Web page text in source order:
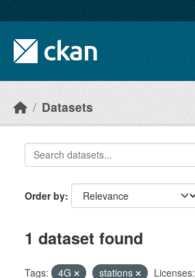
Datasets
Order by
1 dataset found
Tags: 4G stations
Licenses: